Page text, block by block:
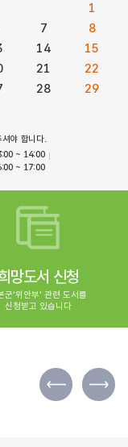
망도서 신청
군‘위안부’ 관련 도서를
신청받고 있습니다
1
7
8
14
15
21
22
28
29
셔야 합니다.
~ 14:00
~ 17:00